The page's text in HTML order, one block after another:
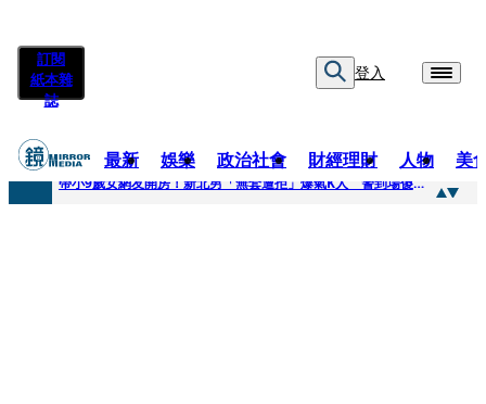
訂閱
紙本雜
誌
登入
最新 娛樂 政治社會 財經理財 人物 美
快訊
帶小9歲女網友開房！新北男「無套遭拒」爆氣K人 警到場傻眼搜到手銬、改造槍